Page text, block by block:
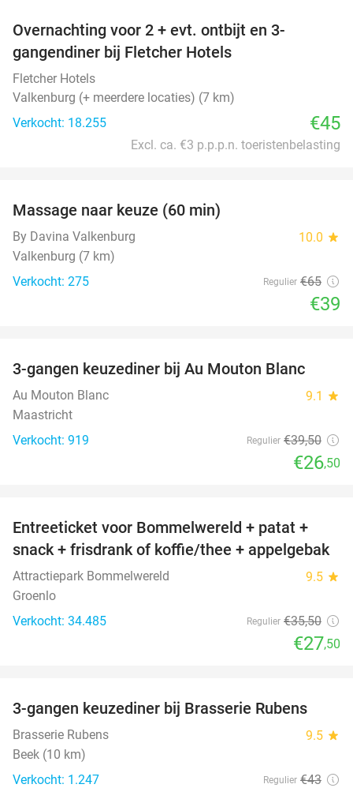
Overnachting voor 2 + evt. ontbijt en 3-
gangendiner bij Fletcher Hotels
Fletcher Hotels
Valkenburg (+ meerdere locaties) (7 km)
Verkocht: 18.255
€45
Excl. ca. €3 p.p.p.n. toeristenbelasting
Massage naar keuze (60 min)
By Davina Valkenburg 10.0 star
Valkenburg (7 km)
Verkocht: 275
Regulier €65
€39
33%
3-gangen keuzediner bij Au Mouton Blanc
Au Mouton Blanc 9.1 star
Maastricht
Verkocht: 919
Regulier €39,50
€26,50
23%
Entreeticket voor Bommelwereld + patat +
snack + frisdrank of koffie/thee + appelgebak
Attractiepark Bommelwereld 9.5 star
Groenlo
Verkocht: 34.485
Regulier €35,50
€27,50
42%
3-gangen keuzediner bij Brasserie Rubens
Brasserie Rubens 9.5 star
Beek (10 km)
Verkocht: 1.247
Regulier €43